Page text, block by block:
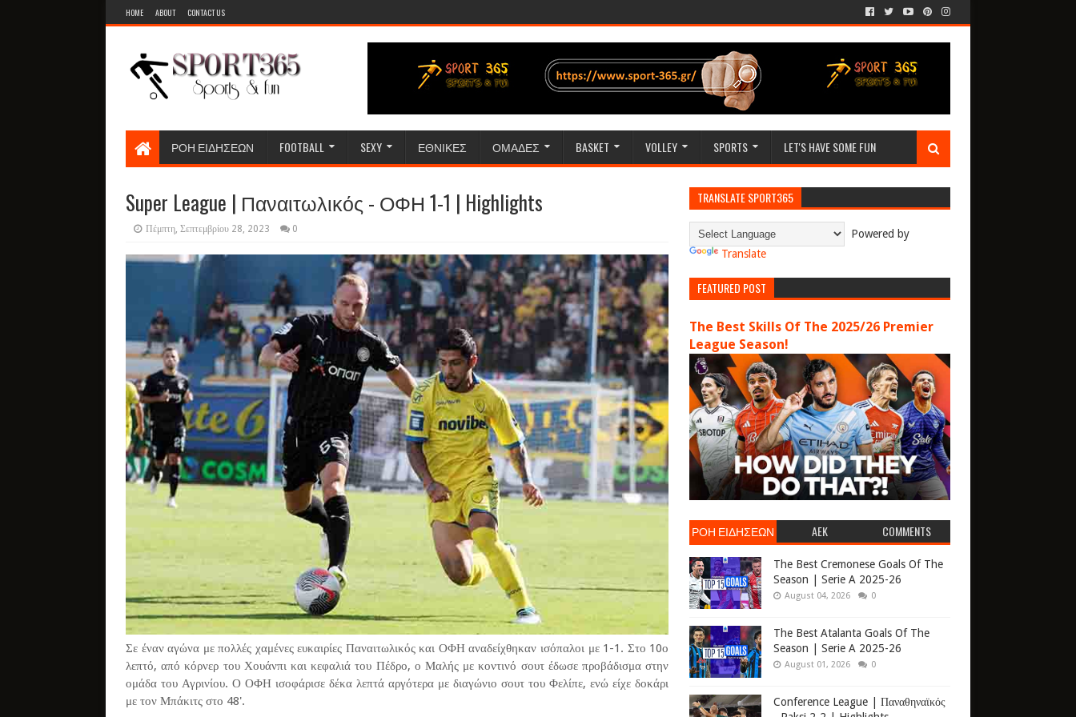
HOME ABOUT CONTACT US
ΡΟΗ ΕΙΔΗΣΕΩΝ FOOTBALL SEXY ΕΘΝΙΚΕΣ ΟΜΑΔΕΣ BASKET VOLLEY SPORTS LET'S HAVE SOME FUN
Super League | Παναιτωλικός - ΟΦΗ 1-1 | Highlights
Πέμπτη, Σεπτεμβρίου 28, 2023 0
Σε έναν αγώνα με πολλές χαμένες ευκαιρίες Παναιτωλικός και ΟΦΗ αναδείχθηκαν ισόπαλοι με 1-1. Στο 10ο
λεπτό, από κόρνερ του Χουάνπι και κεφαλιά του Πέδρο, ο Μαλής με κοντινό σουτ έδωσε προβάδισμα στην
ομάδα του Αγρινίου. Ο ΟΦΗ ισοφάρισε δέκα λεπτά αργότερα με διαγώνιο σουτ του Φελίπε, ενώ είχε δοκάρι
με τον Μπάκιτς στο 48'.
TRANSLATE SPORT365
Powered by
Translate
FEATURED POST
The Best Skills Of The 2025/26 Premier
League Season!
ΡΟΗ ΕΙΔΗΣΕΩΝ AEK COMMENTS
The Best Cremonese Goals Of The
Season | Serie A 2025-26
August 04, 2026 0
The Best Atalanta Goals Of The
Season | Serie A 2025-26
August 01, 2026 0
Conference League | Παναθηναϊκός